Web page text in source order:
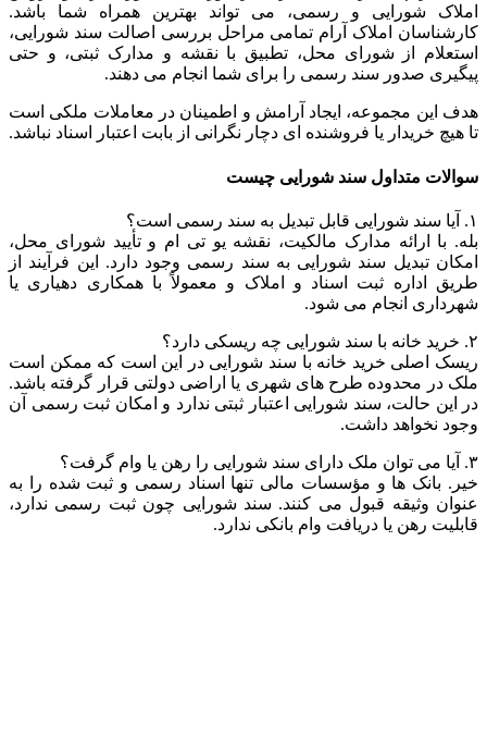
املاک شورایی و رسمی، می تواند بهترین همراه شما باشد.
کارشناسان املاک آرام تمامی مراحل بررسی اصالت سند شورایی،
استعلام از شورای محل، تطبیق با نقشه و مدارک ثبتی، و حتی
پیگیری صدور سند رسمی را برای شما انجام می دهند.
هدف این مجموعه، ایجاد آرامش و اطمینان در معاملات ملکی است
تا هیچ خریدار یا فروشنده ای دچار نگرانی از بابت اعتبار اسناد نباشد.
سوالات متداول سند شورایی چیست
۱. آیا سند شورایی قابل تبدیل به سند رسمی است؟
بله. با ارائه مدارک مالکیت، نقشه یو تی ام و تأیید شورای محل،
امکان تبدیل سند شورایی به سند رسمی وجود دارد. این فرآیند از
طریق اداره ثبت اسناد و املاک و معمولاً با همکاری دهیاری یا
شهرداری انجام می شود.
۲. خرید خانه با سند شورایی چه ریسکی دارد؟
ریسک اصلی خرید خانه با سند شورایی در این است که ممکن است
ملک در محدوده طرح های شهری یا اراضی دولتی قرار گرفته باشد.
در این حالت، سند شورایی اعتبار ثبتی ندارد و امکان ثبت رسمی آن
وجود نخواهد داشت.
۳. آیا می توان ملک دارای سند شورایی را رهن یا وام گرفت؟
خیر. بانک ها و مؤسسات مالی تنها اسناد رسمی و ثبت شده را به
عنوان وثیقه قبول می کنند. سند شورایی چون ثبت رسمی ندارد،
قابلیت رهن یا دریافت وام بانکی ندارد.